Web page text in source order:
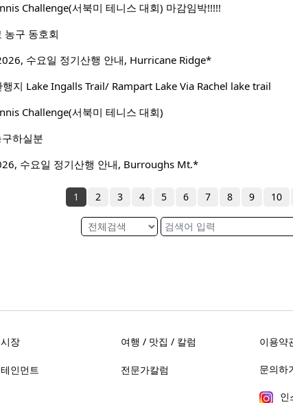
Challenge(서북미 테니스 대회) 마감임박!!!!!
농구 동호회
수요일 정기산행 안내, Hurricane Ridge*
지 Lake Ingalls Trail/ Rampart Lake Via Rachel lake trail
Challenge(서북미 테니스 대회)
하실분
수요일 정기산행 안내, Burroughs Mt.*
1 2 3 4 5 6 7 8 9 10
장 여행 / 맛집 / 칼럼
인먼트 전문가칼럼
이용약
문의하
인